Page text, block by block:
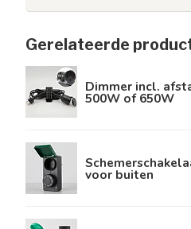
Gerelateerde
Dimmer incl.
500W of 650W
voor buiten